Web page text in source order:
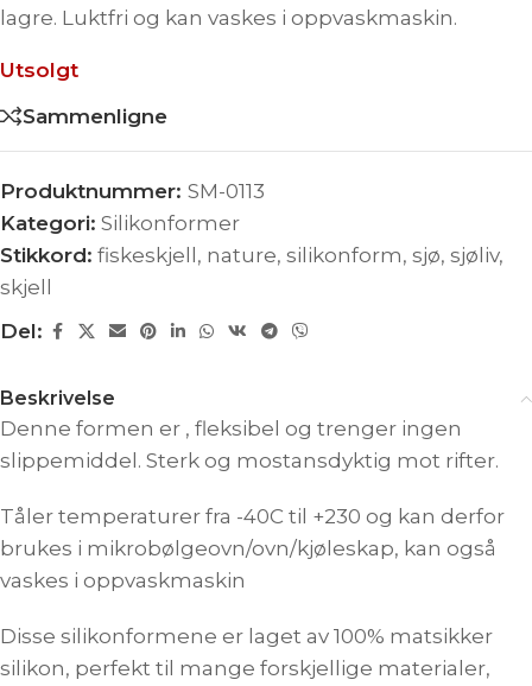
lagre. Luktfri og kan vaskes i oppvaskmaskin.
Utsolgt
Sammenligne
Produktnummer: SM-0113
Kategori: Silikonformer
Stikkord: fiskeskjell , nature, silikonform, sjø, sjøliv,
skjell
Del:
Beskrivelse
Denne formen er , fleksibel og trenger ingen
slippemiddel. Sterk og mostansdyktig mot rifter.
Tåler temperaturer fra -40C til +230 og kan derfor
brukes i mikrobølgeovn/ovn/kjøleskap, kan også
vaskes i oppvaskmaskin
Disse silikonformene er laget av 100% matsikker
silikon, perfekt til mange forskjellige materialer,